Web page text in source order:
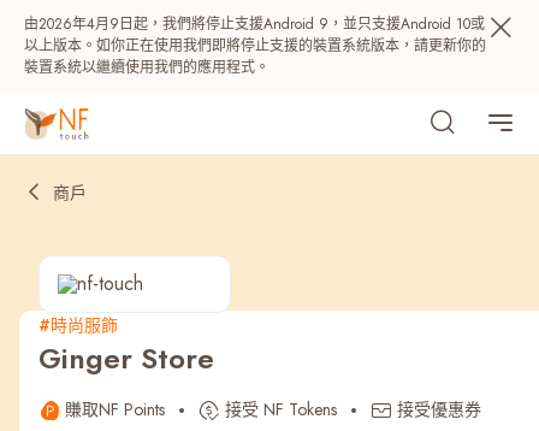
由2026年4月9日起，我們將停止支援Android 9，並只支援Android 10或
以上版本。如你正在使用我們即將停止支援的裝置系統版本，請更新你的
裝置系統以繼續使用我們的應用程式。
熱門
商戶
#時尚服飾
Ginger Store
賺取NF Points 接受 NF Tokens 接受優惠券